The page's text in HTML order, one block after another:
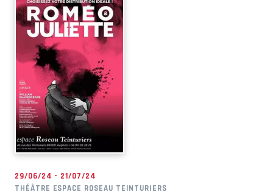
29/06/24 - 21/07/24
THÉÂTRE ESPACE ROSEAU TEINTURIERS